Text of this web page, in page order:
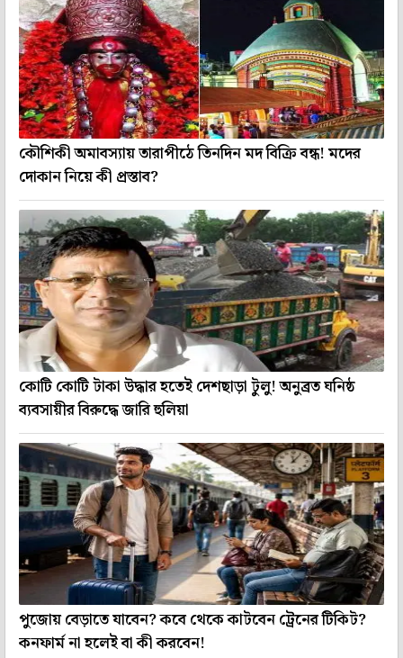
কৌশিকী অমাবস্যায় তারাপীঠে তিনদিন মদ বিক্রি বন্ধ! মদের
দোকান নিয়ে কী প্রস্তাব?
কোটি কোটি টাকা উদ্ধার হতেই দেশছাড়া টুলু! অনুব্রত ঘনিষ্ঠ
ব্যবসায়ীর বিরুদ্ধে জারি হুলিয়া
পুজোয় বেড়াতে যাবেন? কবে থেকে কাটবেন ট্রেনের টিকিট?
কনফার্ম না হলেই বা কী করবেন!